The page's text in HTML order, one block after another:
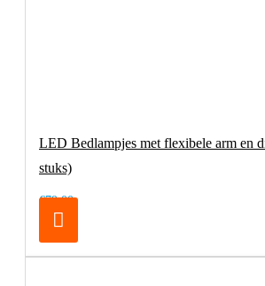
LED Bedlampjes met flexibele arm en
stuks)
€79,00